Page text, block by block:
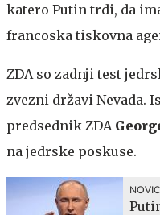
katero Putin trdi, da
francoska tiskovna
ZDA so zadnji test
zvezni državi Nevada.
predsednik ZDA
na jedrske poskuse.